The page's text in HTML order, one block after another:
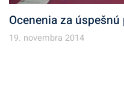
Ocenenia za
19. novembra 2014